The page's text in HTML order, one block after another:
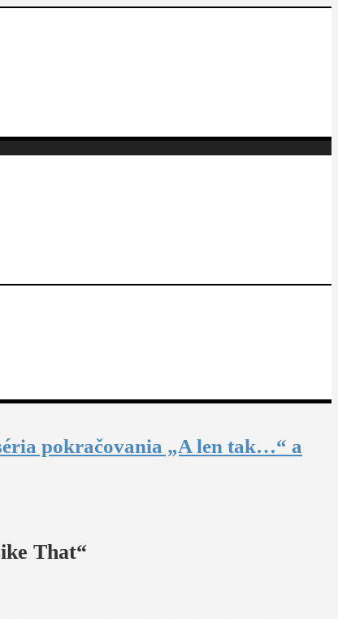
pokračovania „A len tak…“ a
That“